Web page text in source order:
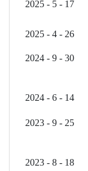
2025 - 5 - 17
2025 - 4 - 26
2024 - 9 - 30
2024 - 6 - 14
2023 - 9 - 25
2023 - 8 - 18